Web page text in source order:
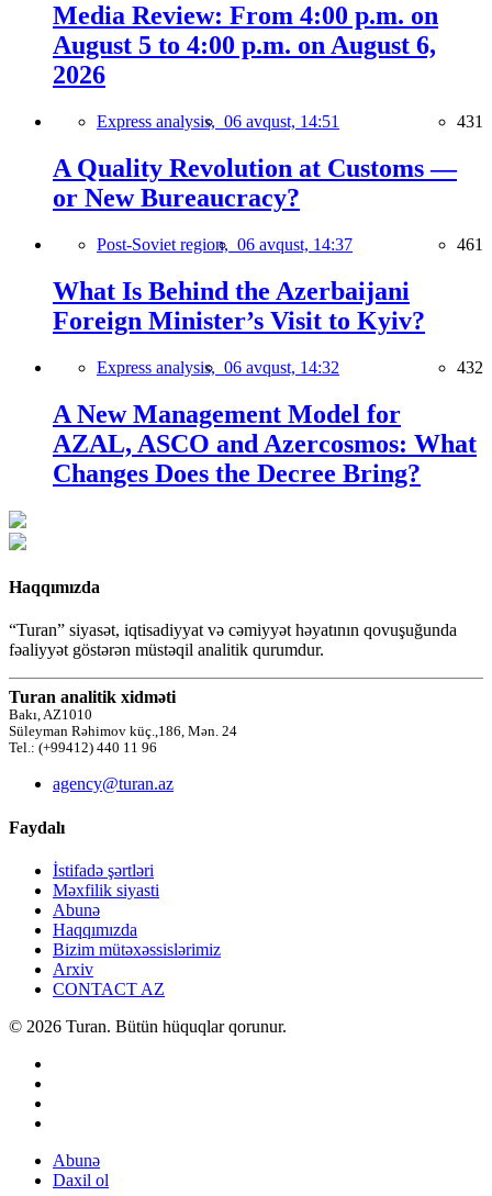
Media Review: From 4:00 p.m. on
August 5 to 4:00 p.m. on August 6,
2026
Express analysis, 06 avqust, 14:51 431
A Quality Revolution at Customs —
or New Bureaucracy?
Post-Soviet region, 06 avqust, 14:37 461
What Is Behind the Azerbaijani
Foreign Minister’s Visit to Kyiv?
Express analysis, 06 avqust, 14:32 432
A New Management Model for
AZAL, ASCO and Azercosmos: What
Changes Does the Decree Bring?
Haqqımızda
“Turan” siyasət, iqtisadiyyat və cəmiyyət həyatının qovuşuğunda
fəaliyyət göstərən müstəqil analitik qurumdur.
Turan analitik xidməti
Bakı, AZ1010
Süleyman Rəhimov küç.,186, Mən. 24
Tel.: (+99412) 440 11 96
agency@turan.az
Faydalı
İstifadə şərtləri
Məxfilik siyasti
Abunə
Haqqımızda
Bizim mütəxəssislərimiz
Arxiv
CONTACT AZ
© 2026 Turan. Bütün hüquqlar qorunur.
Abunə
Daxil ol